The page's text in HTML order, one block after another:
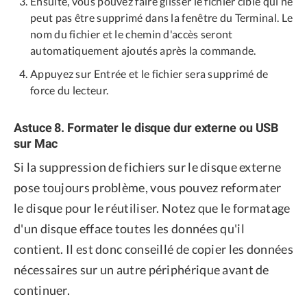
peut pas être supprimé dans la fenêtre du Terminal. Le
nom du fichier et le chemin d'accès seront
automatiquement ajoutés après la commande.
Appuyez sur Entrée et le fichier sera supprimé de
force du lecteur.
Astuce 8. Formater le disque dur externe ou USB
sur Mac
Si la suppression de fichiers sur le disque externe
pose toujours problème, vous pouvez reformater
le disque pour le réutiliser. Notez que le formatage
d'un disque efface toutes les données qu'il
contient. Il est donc conseillé de copier les données
nécessaires sur un autre périphérique avant de
continuer.